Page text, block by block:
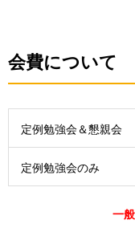
会費について
定例勉強会＆懇親会
定例勉強会のみ
一